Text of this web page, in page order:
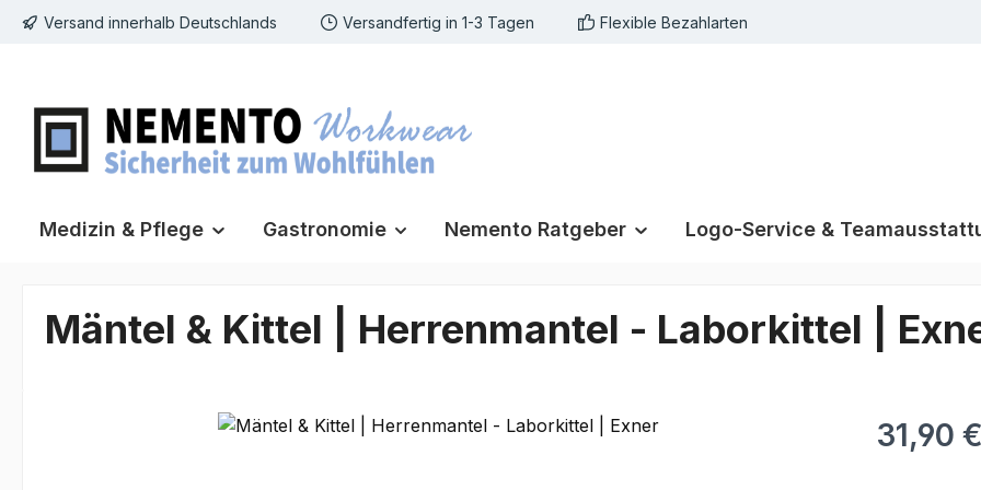
Hauptinhalt springen
Zur Suche springen
Zur Hauptnavigation springen
Versand innerhalb Deutschlands Versandfertig in 1-3 Tagen Flexible Bezahlarten
Medizin & Pflege Gastronomie Nemento Ratgeber Logo-Service &
Mäntel & Kittel | Herrenmantel - Laborkittel |
Bildergalerie überspringen 31,90 €